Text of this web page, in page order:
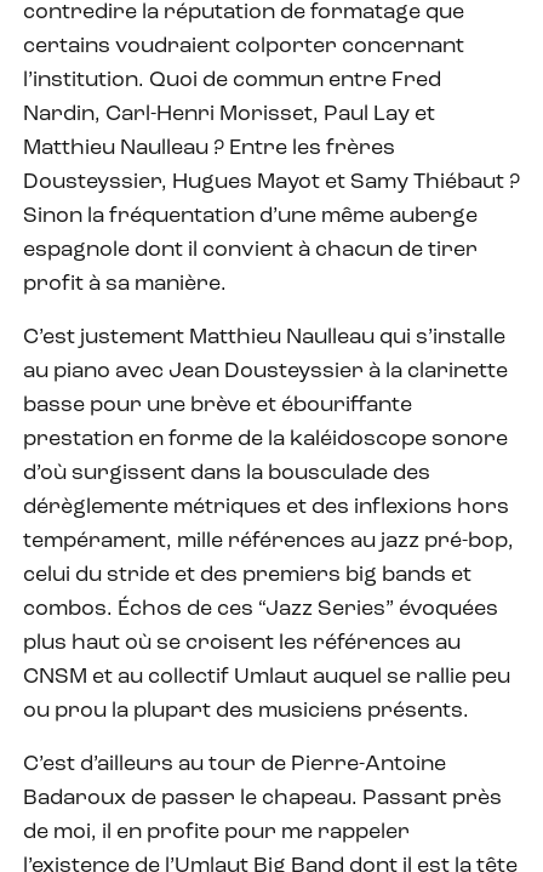
contredire la réputation de formatage que
certains voudraient colporter concernant
l’institution. Quoi de commun entre Fred
Nardin, Carl-Henri Morisset, Paul Lay et
Matthieu Naulleau ? Entre les frères
Dousteyssier, Hugues Mayot et Samy Thiébaut ?
Sinon la fréquentation d’une même auberge
espagnole dont il convient à chacun de tirer
profit à sa manière.
C’est justement Matthieu Naulleau qui s’installe
au piano avec Jean Dousteyssier à la clarinette
basse pour une brève et ébouriffante
prestation en forme de la kaléidoscope sonore
d’où surgissent dans la bousculade des
dérèglemente métriques et des inflexions hors
tempérament, mille références au jazz pré-bop,
celui du stride et des premiers big bands et
combos. Échos de ces “Jazz Series” évoquées
plus haut où se croisent les références au
CNSM et au collectif Umlaut auquel se rallie peu
ou prou la plupart des musiciens présents.
C’est d’ailleurs au tour de Pierre-Antoine
Badaroux de passer le chapeau. Passant près
de moi, il en profite pour me rappeler
l’existence de l’Umlaut Big Band dont il est la tête